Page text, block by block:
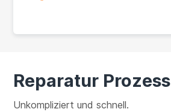
Reparatur Prozess
Unkompliziert und schnell.